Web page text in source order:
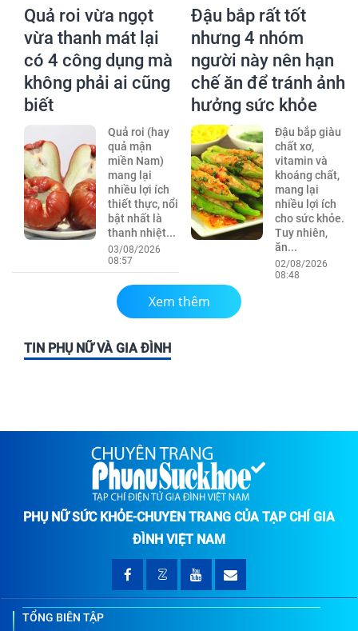
Quả roi vừa ngọt
vừa thanh mát lại
có 4 công dụng mà
không phải ai cũng
biết
Quả roi (hay
quả mận
miền Nam)
mang lại
nhiều lợi ích
thiết thực, nổi
bật nhất là
thanh nhiệt...
03/08/2026
08:57
Đậu bắp rất tốt
nhưng 4 nhóm
người này nên hạn
chế ăn để tránh ảnh
hưởng sức khỏe
Đậu bắp giàu
chất xơ,
vitamin và
khoáng chất,
mang lại
nhiều lợi ích
cho sức khỏe.
Tuy nhiên,
ăn...
02/08/2026
08:48
Xem thêm
TIN PHỤ NỮ VÀ GIA ĐÌNH
PHỤ NỮ SỨC KHỎE-CHUYÊN TRANG CỦA TẠP CHÍ GIA
ĐÌNH VIỆT NAM
TỔNG BIÊN TẬP